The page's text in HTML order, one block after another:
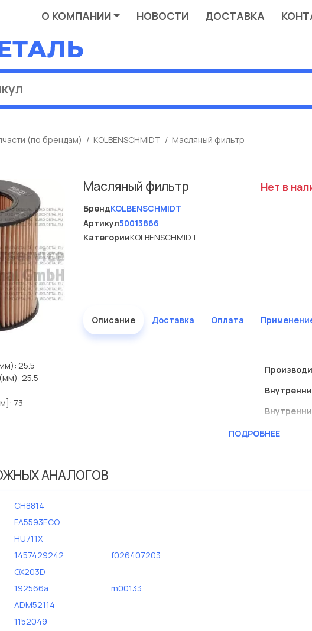
О КОМПАНИИ НОВОСТИ ДОСТАВКА
(по брендам) KOLBENSCHMIDT Масляный фильтр
Масляный фильтр
БрендKOLBENSCHMIDT
Артикул50013866
КатегорииKOLBENSCHMIDT
Нет в
Описание Доставка Оплата
25.5
25.5
73
Высота [мм]
ПОДРОБНЕЕ
АНАЛОГОВ
CH8814
FA5593ECO
HU711X
1457429242
f026407203
OX203D
192566a
m00133
ADM52114
1152049